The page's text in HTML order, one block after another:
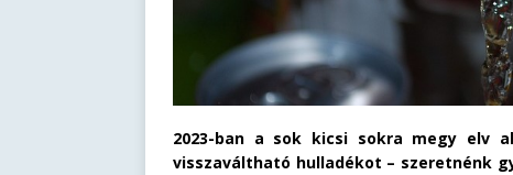
2023-ban a sok kicsi sokra megy elv
visszaváltható hulladékot – szeretnénk